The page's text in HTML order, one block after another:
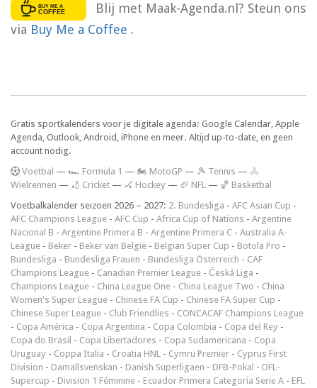
Blij met Maak-Agenda.nl? Steun ons
via Buy Me a Coffee .
Gratis sportkalenders voor je digitale agenda: Google Calendar, Apple
Agenda, Outlook, Android, iPhone en meer. Altijd up-to-date, en geen
account nodig.
Voetbal — 🏎️ Formula 1 — 🏍 MotoGP — 🎾 Tennis — 🚴
Wielrennen — 🏏 Cricket — 🏑 Hockey — 🏈 NFL — 🏀 Basketbal
Voetbalkalender seizoen 2026 – 2027: 2. Bundesliga - AFC Asian Cup -
AFC Champions League - AFC Cup - Africa Cup of Nations - Argentine
Nacional B - Argentine Primera B - Argentine Primera C - Australia A-
League - Beker - Beker van België - Belgian Super Cup - Botola Pro -
Bundesliga - Bundesliga Frauen - Bundesliga Österreich - CAF
Champions League - Canadian Premier League - Česká Liga -
Champions League - China League One - China League Two - China
Women's Super League - Chinese FA Cup - Chinese FA Super Cup -
Chinese Super League - Club Friendlies - CONCACAF Champions League
- Copa América - Copa Argentina - Copa Colombia - Copa del Rey -
Copa do Brasil - Copa Libertadores - Copa Sudamericana - Copa
Uruguay - Coppa Italia - Croatia HNL - Cymru Premier - Cyprus First
Division - Damallsvenskan - Danish Superligaen - DFB-Pokal - DFL-
Supercup - Division 1 Féminine - Ecuador Primera Categoría Serie A - EFL